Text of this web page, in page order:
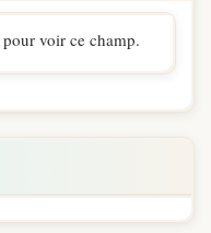
pour voir ce champ.